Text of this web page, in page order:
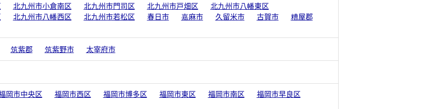
北九州市小倉南区 北九州市門司区 北九州市戸畑区
北九州市八幡東区
北九州市八幡西区 北九州市若松区 春日市 嘉麻市 久留米市 古賀市
糟屋郡
筑紫郡 筑紫野市 太宰府市
岡市中央区 福岡市西区 福岡市博多区 福岡市東区 福岡市南区
福岡市早良区